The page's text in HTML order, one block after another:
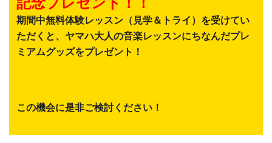
期間中無料体験レッスン（見学＆トライ）を受けてい
ただくと、ヤマハ大人の音楽レッスンにちなんだプレ
ミアムグッズをプレゼント！
この機会に是非ご検討ください！